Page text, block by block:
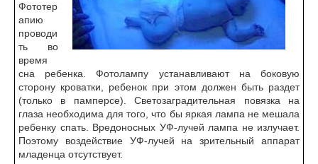
Фототер
апию
проводи
ть во
время
сна ребенка. Фотолампу устанавливают на боковую
сторону кроватки, ребенок при этом должен быть раздет
(только в памперсе). Светозаградительная повязка на
глаза необходима для того, что бы яркая лампа не мешала
ребенку спать. Вредоносных УФ-лучей лампа не излучает.
Поэтому воздействие УФ-лучей на зрительный аппарат
младенца отсутствует.